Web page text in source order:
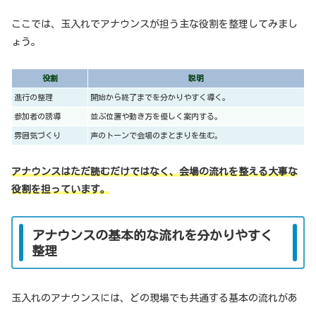
ここでは、玉入れでアナウンスが担う主な役割を整理してみまし
ょう。
役割 説明
進行の整理 開始から終了までを分かりやすく導く。
参加者の誘導 並ぶ位置や動き方を優しく案内する。
雰囲気づくり 声のトーンで会場のまとまりを生む。
アナウンスはただ読むだけではなく、会場の流れを整える大事な
役割を担っています。
アナウンスの基本的な流れを分かりやすく
整理
玉入れのアナウンスには、どの現場でも共通する基本の流れがあ